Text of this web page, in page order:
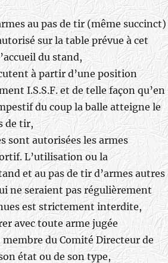
au pas de tir (même succinct)
sur la table prévue à cet
du stand,
à partir d’une position
I.S.S.F. et de telle façon qu’en
du coup la balle atteigne le
de tir,
sont autorisées les armes
L’utilisation ou la
et au pas de tir d’armes autres
ne seraient pas régulièrement
est strictement interdite,
avec toute arme jugée
du Comité Directeur de
état ou de son type,